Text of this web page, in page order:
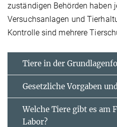
zuständigen Behörden haben
Versuchsanlagen und
Kontrolle sind mehrere
Tiere in der
Gesetzliche Vorgaben
Welche Tiere gibt es
Labor?